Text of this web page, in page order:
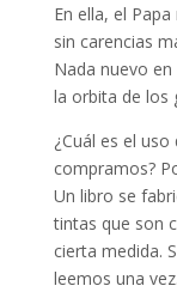
En ella, el
sin carencias
Nada nuevo
la orbita de los
¿Cuál es el
compramos?
Un libro se
tintas que son
cierta medida.
leemos una